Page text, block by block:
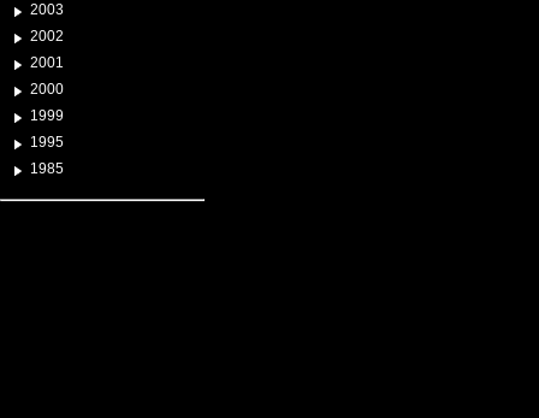
2003
2002
2001
2000
1999
1995
1985